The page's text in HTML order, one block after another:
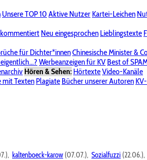
Unsere TOP 10 Aktive Nutzer Kartei-Leichen
Neu eingesprochen Lieblingstexte
für Dichter*innenChinesische Minister &
Werbeanzeigen für KV Best of
Hören & Sehen: HörtexteVideo-Kanäle
mit Texten Plagiate Bücher unserer Autoren
führen zu KVPasswort vergessen?
Impressum
kaltenboeck-karow (07.07.), Sozialfuzzi (22.06.),